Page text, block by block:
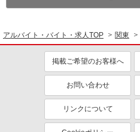
アルバイト・バイト・求人TOP 関東
掲載ご希望のお客様へ
お問い合わせ
リンクについて